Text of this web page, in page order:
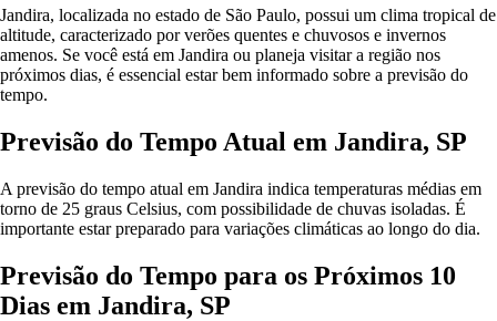
Jandira, localizada no estado de São Paulo, possui um clima tropical de
altitude, caracterizado por verões quentes e chuvosos e invernos
amenos. Se você está em Jandira ou planeja visitar a região nos
próximos dias, é essencial estar bem informado sobre a previsão do
tempo.
Previsão do Tempo Atual em Jandira, SP
A previsão do tempo atual em Jandira indica temperaturas médias em
torno de 25 graus Celsius, com possibilidade de chuvas isoladas. É
importante estar preparado para variações climáticas ao longo do dia.
Previsão do Tempo para os Próximos 10
Dias em Jandira, SP